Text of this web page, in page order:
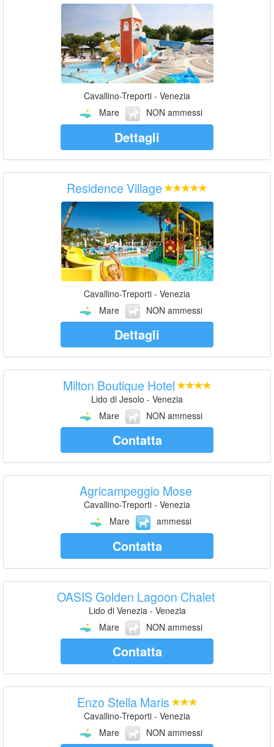
Cavallino-Treporti - Venezia
Mare
NON ammessi
Dettagli
Residence Village
Cavallino-Treporti - Venezia
Mare
NON ammessi
Dettagli
Milton Boutique Hotel
Lido di Jesolo - Venezia
Mare
NON ammessi
Contatta
Agricampeggio Mose
Cavallino-Treporti - Venezia
Mare
ammessi
Contatta
OASIS Golden Lagoon Chalet
Lido di Venezia - Venezia
Mare
NON ammessi
Contatta
Enzo Stella Maris
Cavallino-Treporti - Venezia
Mare
NON ammessi